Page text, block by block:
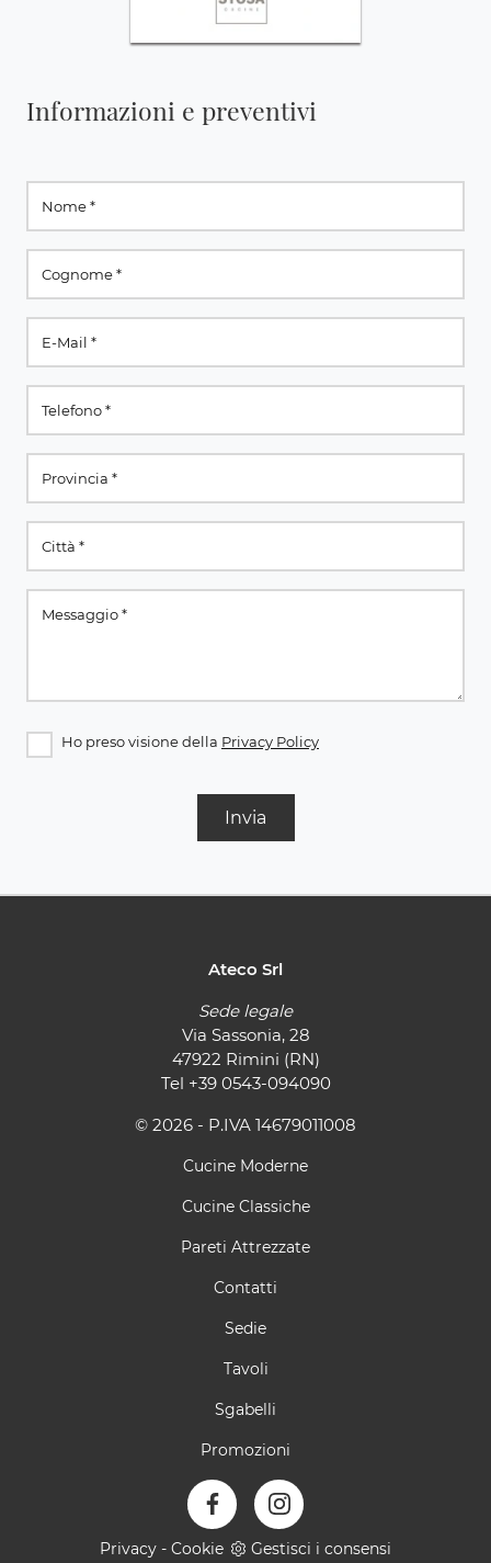
Informazioni e preventivi
Ho preso visione della Privacy Policy
Invia
Ateco Srl
Sede legale
Via Sassonia, 28
47922 Rimini (RN)
Tel +39 0543-094090
© 2026 - P.IVA 14679011008
Cucine Moderne
Cucine Classiche
Pareti Attrezzate
Contatti
Sedie
Tavoli
Sgabelli
Promozioni
Privacy - Cookie Gestisci i consensi